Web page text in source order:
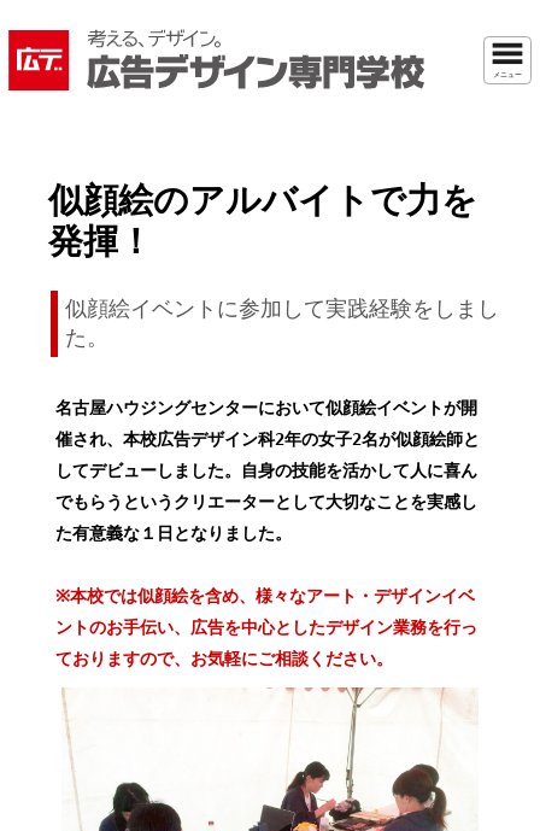
メニュー
似顔絵のアルバイトで力を
発揮！
似顔絵イベントに参加して実践経験をしまし
た。
名古屋ハウジングセンターにおいて似顔絵イベントが開
催され、本校広告デザイン科2年の女子2名が似顔絵師と
してデビューしました。自身の技能を活かして人に喜ん
でもらうというクリエーターとして大切なことを実感し
た有意義な１日となりました。
※本校では似顔絵を含め、様々なアート・デザインイベ
ントのお手伝い、広告を中心としたデザイン業務を行っ
ておりますので、お気軽にご相談ください。